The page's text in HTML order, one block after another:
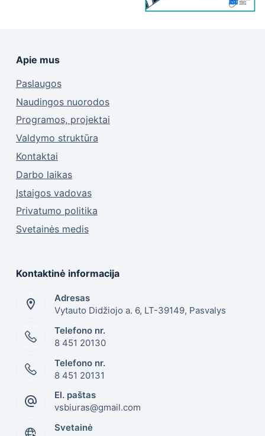
Apie mus
Paslaugos
Naudingos nuorodos
Programos, projektai
Valdymo struktūra
Kontaktai
Darbo laikas
Įstaigos vadovas
Privatumo politika
Svetainės medis
Kontaktinė informacija
Adresas
Vytauto Didžiojo a. 6, LT-39149, Pasvalys
Telefono nr.
8 451 20130
Telefono nr.
8 451 20131
El. paštas
vsbiuras@gmail.com
Svetainė